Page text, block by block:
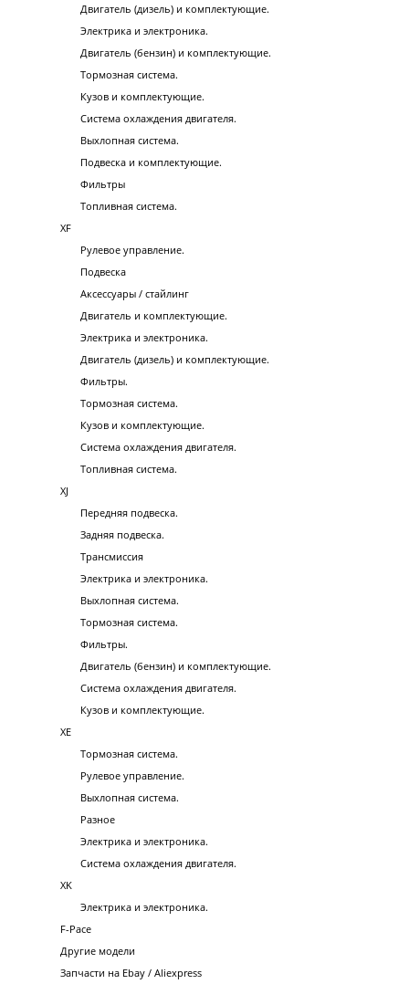
Двигатель (дизель) и комплектующие.
Электрика и электроника.
Двигатель (бензин) и комплектующие.
Тормозная система.
Кузов и комплектующие.
Система охлаждения двигателя.
Выхлопная система.
Подвеска и комплектующие.
Фильтры
Топливная система.
XF
Рулевое управление.
Подвеска
Аксессуары / стайлинг
Двигатель и комплектующие.
Электрика и электроника.
Двигатель (дизель) и комплектующие.
Фильтры.
Тормозная система.
Кузов и комплектующие.
Система охлаждения двигателя.
Топливная система.
XJ
Передняя подвеска.
Задняя подвеска.
Трансмиссия
Электрика и электроника.
Выхлопная система.
Тормозная система.
Фильтры.
Двигатель (бензин) и комплектующие.
Система охлаждения двигателя.
Кузов и комплектующие.
XE
Тормозная система.
Рулевое управление.
Выхлопная система.
Разное
Электрика и электроника.
Система охлаждения двигателя.
XK
Электрика и электроника.
F-Pace
Другие модели
Запчасти на Ebay / Aliexpress